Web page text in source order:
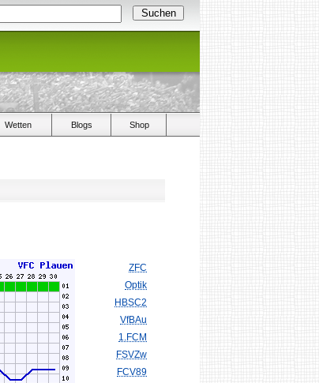
Wetten Blogs Shop
ZFC
Optik
HBSC2
VfBAu
1.FCM
FSVZw
FCV89